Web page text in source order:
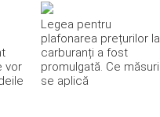
vor
Legea pentru
plafonarea prețurilor la
carburanți a fost
promulgată. Ce măsuri
se aplică